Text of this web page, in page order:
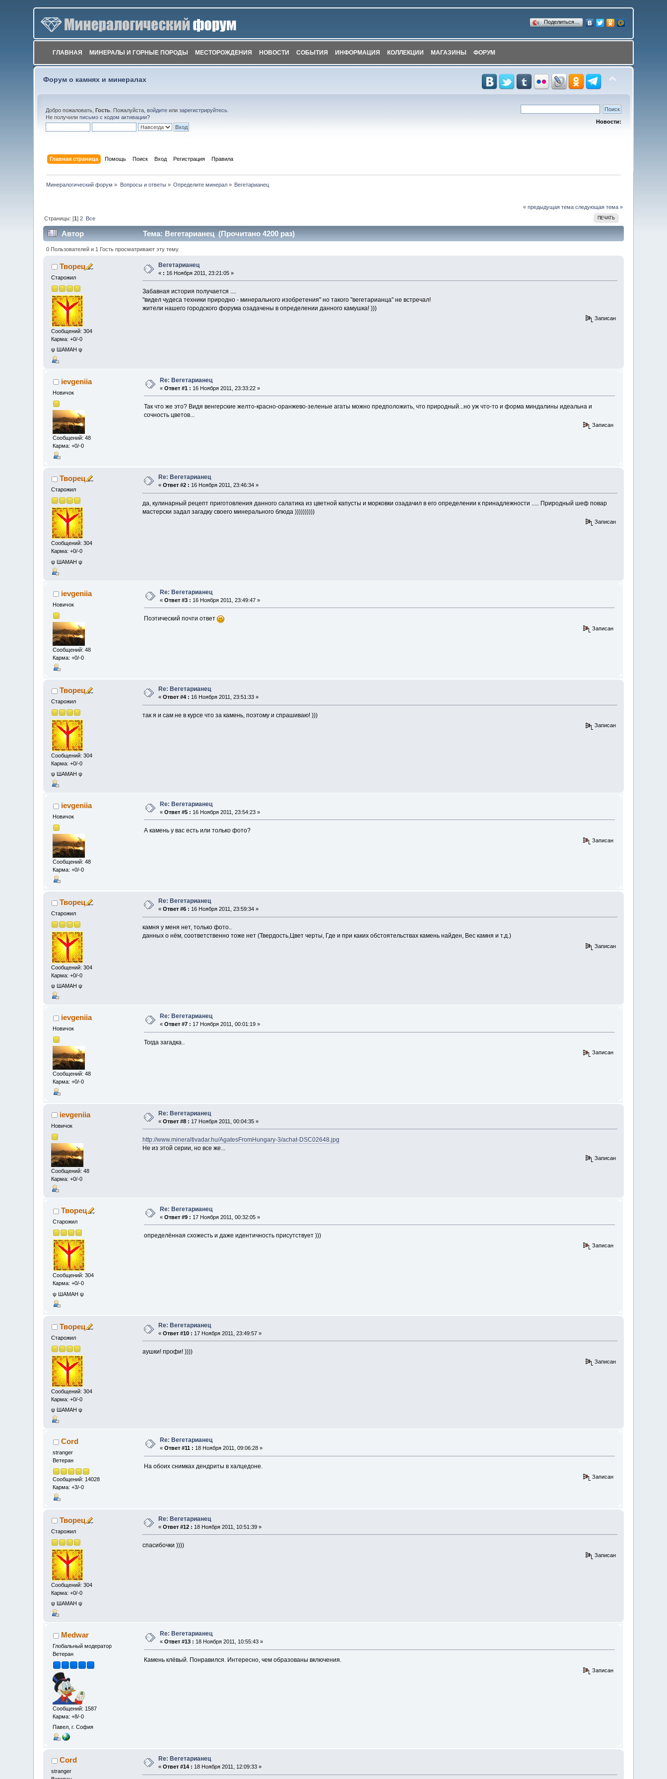
Поделиться…
ГЛАВНАЯ МИНЕРАЛЫ И ГОРНЫЕ ПОРОДЫ МЕСТОРОЖДЕНИЯ НОВОСТИ СОБЫТИЯ ИНФОРМАЦИЯ КОЛЛЕКЦИИ МАГАЗИНЫ ФОРУМ
Форум о камнях и минералах
Добро пожаловать,Гость . Пожалуйста,войдите илизарегистрируйтесь
Не получилиписьмо с кодом активации?
Новости:
Главная страница Помощь Поиск Вход Регистрация Правила
Минералогический форум » Вопросы и ответы» Определите минерал » Вегетарианец
« предыдущая тема следующая тема »
ПЕЧАТЬ
Страницы: [1]2 Все
Автор Тема: Вегетарианец (Прочитано 4200 раз)
0 Пользователей и 1 Гость просматривают эту тему.
Творец
Старожил
Сообщений: 304
Карма: +0/-0
ψ ШАМАН ψ
Вегетарианец
« : 16 Ноября 2011, 23:21:05 »
Забавная история получается ....
"видел чудеса техники природно - минерального изобретения" но такого "вегетарианца" не встречал!
жители нашего городского форума озадачены в определении данного камушка! )))
Записан
ievgeniia
Новичок
Сообщений: 48
Карма: +0/-0
Re: Вегетарианец
«Ответ #1 : 16 Ноября 2011, 23:33:22 »
Так что же это? Видя венгерские желто-красно-оранжево-зеленые агаты можно предположить, что природный...но уж что-то и форма миндалины идеальна и
сочность цветов...
Записан
Творец
Старожил
Сообщений: 304
Карма: +0/-0
ψ ШАМАН ψ
Re: Вегетарианец
«Ответ #2 : 16 Ноября 2011, 23:46:34 »
да, кулинарный рецепт приготовления данного салатика из цветной капусты и морковки озадачил в его определении к принадлежности ..... Природный шеф повар
мастерски задал загадку своего минерального блюда ))))))))))
Записан
ievgeniia
Новичок
Сообщений: 48
Карма: +0/-0
Re: Вегетарианец
«Ответ #3 : 16 Ноября 2011, 23:49:47 »
Поэтический почти ответ
Записан
Творец
Старожил
Сообщений: 304
Карма: +0/-0
ψ ШАМАН ψ
Re: Вегетарианец
«Ответ #4 : 16 Ноября 2011, 23:51:33 »
так я и сам не в курсе что за камень, поэтому и спрашиваю! )))
Записан
ievgeniia
Новичок
Сообщений: 48
Карма: +0/-0
Re: Вегетарианец
«Ответ #5 : 16 Ноября 2011, 23:54:23 »
А камень у вас есть или только фото?
Записан
Творец
Старожил
Сообщений: 304
Карма: +0/-0
ψ ШАМАН ψ
Re: Вегетарианец
«Ответ #6 : 16 Ноября 2011, 23:59:34 »
камня у меня нет, только фото..
данных о нём, соответственно тоже нет (Твердость,Цвет черты, Где и при каких обстоятельствах камень найден, Вес камня и т.д.)
Записан
ievgeniia
Новичок
Сообщений: 48
Карма: +0/-0
Re: Вегетарианец
«Ответ #7 : 17 Ноября 2011, 00:01:19 »
Тогда загадка..
Записан
ievgeniia
Новичок
Сообщений: 48
Карма: +0/-0
Re: Вегетарианец
«Ответ #8 : 17 Ноября 2011, 00:04:35 »
http://www.mineraltivadar.hu/AgatesFromHungary-3/achat-DSC02648.jpg
Не из этой серии, но все же...
Записан
Творец
Старожил
Сообщений: 304
Карма: +0/-0
ψ ШАМАН ψ
Re: Вегетарианец
«Ответ #9 : 17 Ноября 2011, 00:32:05 »
определённая схожесть и даже идентичность присутствует )))
Записан
Творец
Старожил
Сообщений: 304
Карма: +0/-0
ψ ШАМАН ψ
Re: Вегетарианец
«Ответ #10 : 17 Ноября 2011, 23:49:57 »
аушки! профи! ))))
Записан
Cord
stranger
Ветеран
Сообщений: 14028
Карма: +3/-0
Re: Вегетарианец
«Ответ #11 : 18 Ноября 2011, 09:06:28 »
На обоих снимках дендриты в халцедоне.
Записан
Творец
Старожил
Сообщений: 304
Карма: +0/-0
ψ ШАМАН ψ
Re: Вегетарианец
«Ответ #12 : 18 Ноября 2011, 10:51:39 »
спасибочки ))))
Записан
Medwar
Глобальный модератор
Ветеран
Сообщений: 1587
Карма: +8/-0
Павел, г. София
Re: Вегетарианец
«Ответ #13 : 18 Ноября 2011, 10:55:43 »
Камень клёвый. Понравился. Интересно, чем образованы включения.
Записан
Cord
stranger
Re: Вегетарианец
«Ответ #14 : 18 Ноября 2011, 12:09:33 »